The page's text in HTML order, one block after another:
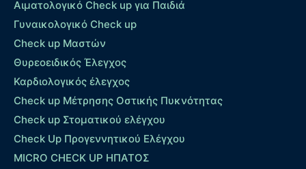
Αιματολογικό Check up για Παιδιά
Γυναικολογικό Check up
Check up Μαστών
Θυρεοειδικός Έλεγχος
Καρδιολογικός έλεγχος
Check up Mέτρησης Οστικής Πυκνότητας
Check up Στοματικού ελέγχου
Check Up Προγεννητικού Ελέγχου
MICRO CHECK UP HΠΑΤΟΣ